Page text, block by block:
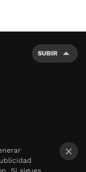
SUBIR